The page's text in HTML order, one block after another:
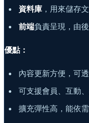
資料庫，用來儲存
前端負責呈現，由
優點：
內容更新方便，可
可支援會員、互動
擴充彈性高，能依